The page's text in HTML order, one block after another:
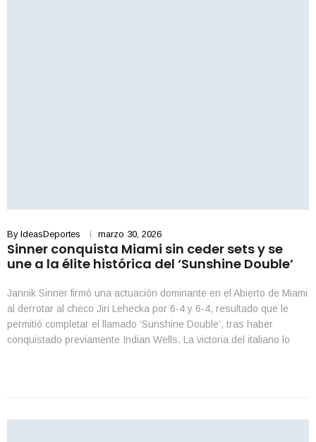
By IdeasDeportes marzo 30, 2026
Sinner conquista Miami sin ceder sets y se
une a la élite histórica del ‘Sunshine Double’
Jannik Sinner firmó una actuación dominante en el Abierto de Miami
al derrotar al checo Jiri Lehecka por 6-4 y 6-4, resultado que le
permitió completar el llamado ‘Sunshine Double’, tras haber
conquistado previamente Indian Wells. La victoria del italiano lo